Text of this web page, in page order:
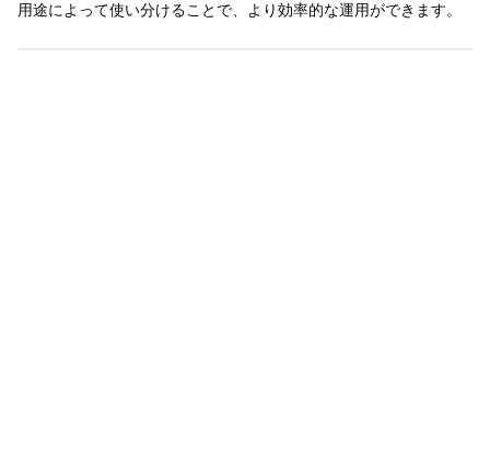
用途によって使い分けることで、より効率的な運用ができます。